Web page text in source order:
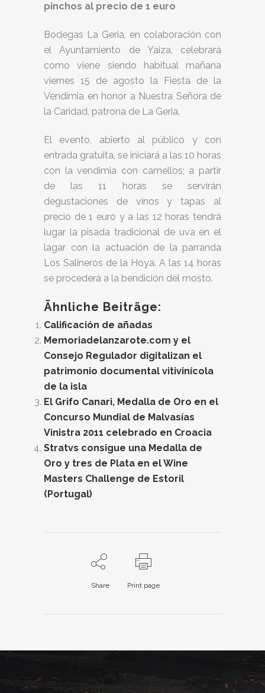
pinchos al precio de 1 euro
Bodegas La Geria, en colaboración con
el Ayuntamiento de Yaiza, celebrará
como viene siendo habitual mañana
viernes 15 de agosto la Fiesta de la
Vendimia en honor a Nuestra Señora de
la Caridad, patrona de La Geria.
El evento, abierto al público y con
entrada gratuita, se iniciará a las 10 horas
con la vendimia con camellos; a partir
de las 11 horas se servirán
degustaciones de vinos y tapas al
precio de 1 euro y a las 12 horas tendrá
lugar la pisada tradicional de uva en el
lagar con la actuación de la parranda
Los Salineros de la Hoya. A las 14 horas
se procederá a la bendición del mosto.
Ähnliche Beiträge:
Calificación de añadas
Memoriadelanzarote.com y el
Consejo Regulador digitalizan el
patrimonio documental vitivinícola
de la isla
El Grifo Canari, Medalla de Oro en el
Concurso Mundial de Malvasías
Vinistra 2011 celebrado en Croacia
Stratvs consigue una Medalla de
Oro y tres de Plata en el Wine
Masters Challenge de Estoril
(Portugal)
Share Print page